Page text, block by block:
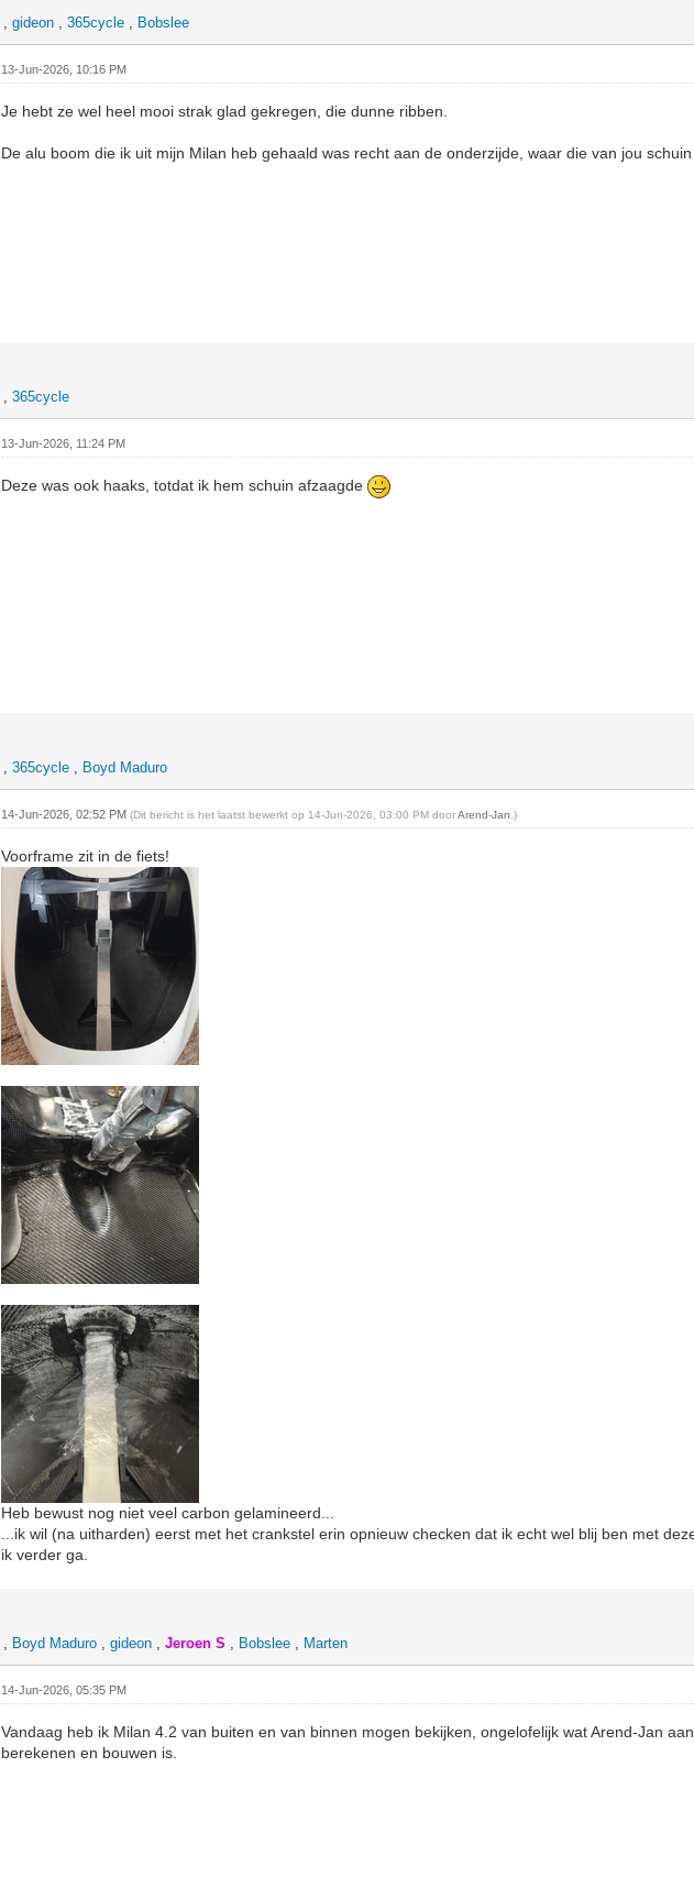
,gideon ,365cycle , Bobslee
13-Jun-2026, 10:16 PM
Je hebt ze wel heel mooi strak glad gekregen, die dunne ribben.
De alu boom die ik uit mijn Milan heb gehaald was recht aan de onderzijde, waar die van jou schuin
,365cycle
13-Jun-2026, 11:24 PM
Deze was ook haaks, totdat ik hem schuin afzaagde
,365cycle , Boyd Maduro
14-Jun-2026, 02:52 PM(Dit bericht is het laatst bewerkt op 14-Jun-2026, 03:00 PM doorArend-Jan .)
Voorframe zit in de fiets!
Heb bewust nog niet veel carbon gelamineerd...
...ik wil (na uitharden) eerst met het crankstel erin opnieuw checken dat ik echt wel blij ben met
ik verder ga.
, Boyd Maduro ,gideon ,Jeroen S , Bobslee , Marten
14-Jun-2026, 05:35 PM
Vandaag heb ik Milan 4.2 van buiten en van binnen mogen bekijken, ongelofelijk wat Arend-Jan
berekenen en bouwen is.